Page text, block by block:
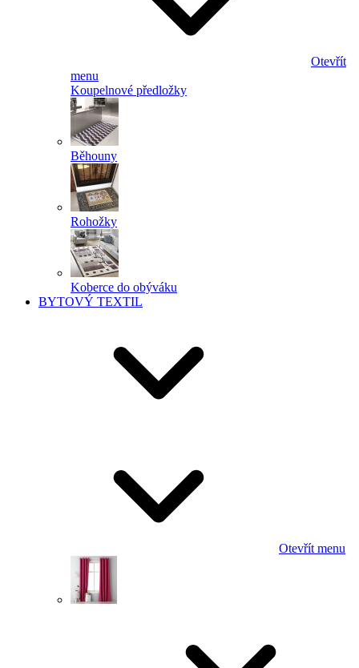
Otevřít
menu
Koupelnové předložky
Běhouny
Rohožky
Koberce do obýváku
BYTOVÝ TEXTIL
Otevřít menu